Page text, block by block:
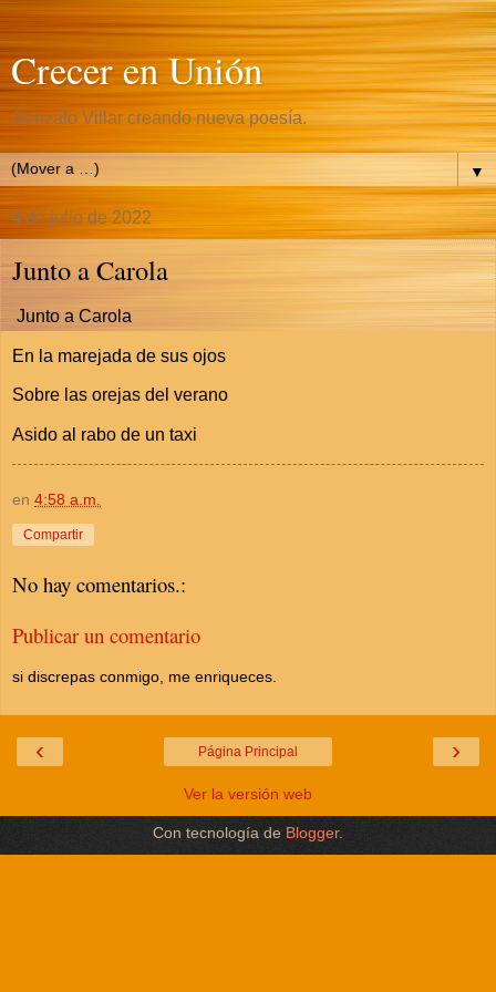
Crecer en Unión
Gonzalo Villar creando nueva poesía.
▼
4 de julio de 2022
Junto a Carola
Junto a Carola
En la marejada de sus ojos
Sobre las orejas del verano
Asido al rabo de un taxi
en 4:58 a.m.
Compartir
No hay comentarios.:
Publicar un comentario
si discrepas conmigo, me enriqueces.
‹ ›
Página Principal
Ver la versión web
Con tecnología de Blogger.